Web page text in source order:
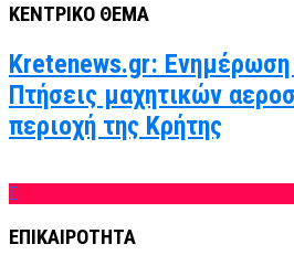
ΚΕΝΤΡΙΚΟ ΘΕΜΑ
Kretenews.gr:
Πτήσεις μαχητικών
περιοχή της Κρήτης
ΕΠΙΚΑΙΡΟΤΗΤΑ